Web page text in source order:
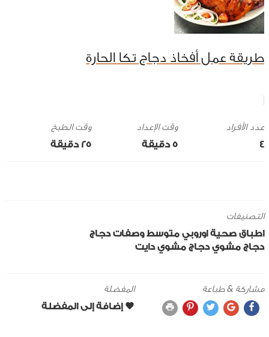
طريقة عمل أفخاذ دجاج تكا الحارة
4
وقت الإعداد
5 ‎دقيقة
وقت الطبخ
25 ‎دقيقة
التصنيفات
اطباق صحية اوروبي متوسط وصفات دجاج
دجاج مشوي دجاج مشوي دايت
مشاركة & طباعة المفضلة